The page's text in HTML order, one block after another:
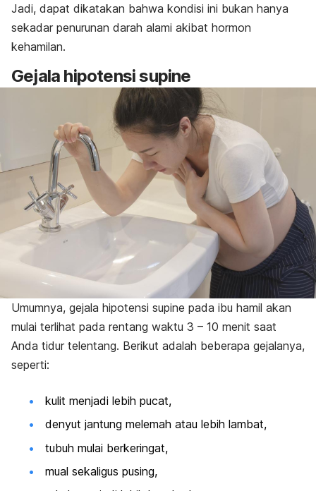
Jadi, dapat dikatakan bahwa kondisi ini bukan hanya
sekadar penurunan darah alami akibat hormon
kehamilan.
Gejala hipotensi supine
Umumnya, gejala hipotensi supine pada ibu hamil akan
mulai terlihat pada rentang waktu 3 – 10 menit saat
Anda tidur telentang. Berikut adalah beberapa gejalanya,
seperti:
kulit menjadi lebih pucat,
denyut jantung melemah atau lebih lambat,
tubuh mulai berkeringat,
mual sekaligus pusing,